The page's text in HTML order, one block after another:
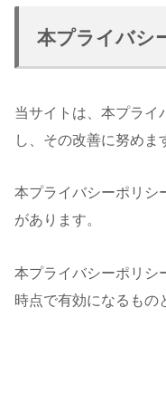
本プライバシ
当サイトは、本プライ
し、その改善に努めま
本プライバシーポリシ
があります。
本プライバシーポリシ
時点で有効になるもの